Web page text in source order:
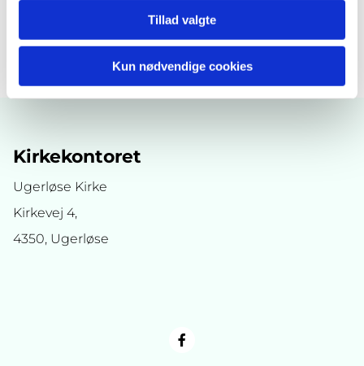
Tillad valgte
Kun nødvendige cookies
Kirkekontoret
Ugerløse Kirke
Kirkevej 4,
4350, Ugerløse